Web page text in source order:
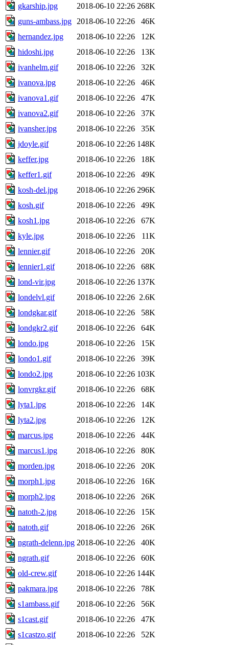
gkarship.jpg
2018-06-10 22:26 268K
guns-ambass.jpg
2018-06-10 22:26
46K
hernandez.jpg
2018-06-10 22:26
12K
hidoshi.jpg
2018-06-10 22:26
13K
ivanhelm.gif
2018-06-10 22:26
32K
ivanova.jpg
2018-06-10 22:26
46K
ivanova1.gif
2018-06-10 22:26
47K
ivanova2.gif
2018-06-10 22:26
37K
ivansher.jpg
2018-06-10 22:26
35K
jdoyle.gif
2018-06-10 22:26 148K
keffer.jpg
2018-06-10 22:26
18K
keffer1.gif
2018-06-10 22:26
49K
kosh-del.jpg
2018-06-10 22:26 296K
kosh.gif
2018-06-10 22:26
49K
kosh1.jpg
2018-06-10 22:26
67K
kyle.jpg
2018-06-10 22:26
11K
lennier.gif
2018-06-10 22:26
20K
lennier1.gif
2018-06-10 22:26
68K
lond-vir.jpg
2018-06-10 22:26 137K
londelvl.gif
2018-06-10 22:26 2.6K
londgkar.gif
2018-06-10 22:26
58K
londgkr2.gif
2018-06-10 22:26
64K
londo.jpg
2018-06-10 22:26
15K
londo1.gif
2018-06-10 22:26
39K
londo2.jpg
2018-06-10 22:26 103K
lonvrgkr.gif
2018-06-10 22:26
68K
lyta1.jpg
2018-06-10 22:26
14K
lyta2.jpg
2018-06-10 22:26
12K
marcus.jpg
2018-06-10 22:26
44K
marcus1.jpg
2018-06-10 22:26
80K
morden.jpg
2018-06-10 22:26
20K
morph1.jpg
2018-06-10 22:26
16K
morph2.jpg
2018-06-10 22:26
26K
natoth-2.jpg
2018-06-10 22:26
15K
natoth.gif
2018-06-10 22:26
26K
ngrath-delenn.jpg 2018-06-10 22:26
40K
ngrath.gif
2018-06-10 22:26
60K
old-crew.gif
2018-06-10 22:26 144K
pakmara.jpg
2018-06-10 22:26
78K
s1ambass.gif
2018-06-10 22:26
56K
s1cast.gif
2018-06-10 22:26
47K
s1castzo.gif
2018-06-10 22:26 52K